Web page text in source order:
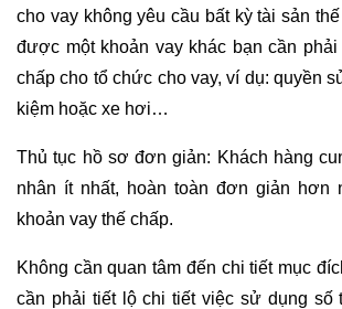
cho vay không yêu cầu bất kỳ tài sản
được một khoản vay khác bạn cần
chấp cho tổ chức cho vay, ví dụ: quyền
kiệm hoặc xe hơi…
Thủ tục hồ sơ đơn giản: Khách hàng
nhân ít nhất, hoàn toàn đơn giản hơn
khoản vay thế chấp.
Không cần quan tâm đến chi tiết mục
cần phải tiết lộ chi tiết việc sử dụng số